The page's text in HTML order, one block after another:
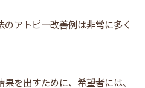
アトピー改善例は非常に多く
を出すために、希望者には、